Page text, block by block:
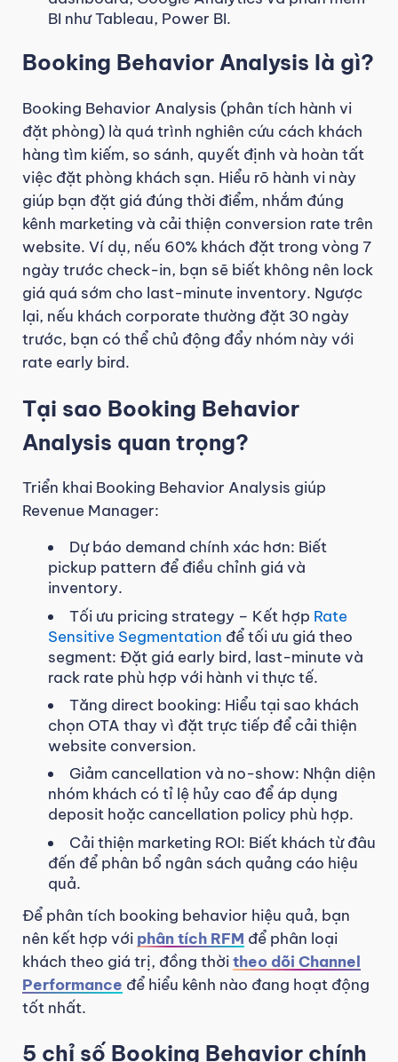
BI như Tableau, Power BI.
Booking Behavior Analysis là gì?
Booking Behavior Analysis (phân tích hành vi
đặt phòng) là quá trình nghiên cứu cách khách
hàng tìm kiếm, so sánh, quyết định và hoàn tất
việc đặt phòng khách sạn. Hiểu rõ hành vi này
giúp bạn đặt giá đúng thời điểm, nhắm đúng
kênh marketing và cải thiện conversion rate trên
website. Ví dụ, nếu 60% khách đặt trong vòng 7
ngày trước check-in, bạn sẽ biết không nên lock
giá quá sớm cho last-minute inventory. Ngược
lại, nếu khách corporate thường đặt 30 ngày
trước, bạn có thể chủ động đẩy nhóm này với
rate early bird.
Tại sao Booking Behavior
Analysis quan trọng?
Triển khai Booking Behavior Analysis giúp
Revenue Manager:
Dự báo demand chính xác hơn: Biết
pickup pattern để điều chỉnh giá và
inventory.
Tối ưu pricing strategy – Kết hợp Rate
Sensitive Segmentation để tối ưu giá theo
segment: Đặt giá early bird, last-minute và
rack rate phù hợp với hành vi thực tế.
Tăng direct booking: Hiểu tại sao khách
chọn OTA thay vì đặt trực tiếp để cải thiện
website conversion.
Giảm cancellation và no-show: Nhận diện
nhóm khách có tỉ lệ hủy cao để áp dụng
deposit hoặc cancellation policy phù hợp.
Cải thiện marketing ROI: Biết khách từ đâu
đến để phân bổ ngân sách quảng cáo hiệu
quả.
Để phân tích booking behavior hiệu quả, bạn
nên kết hợp với phân tích RFM để phân loại
khách theo giá trị, đồng thờitheo dõi Channel
Performance để hiểu kênh nào đang hoạt động
tốt nhất.
5 chỉ số Booking Behavior chính